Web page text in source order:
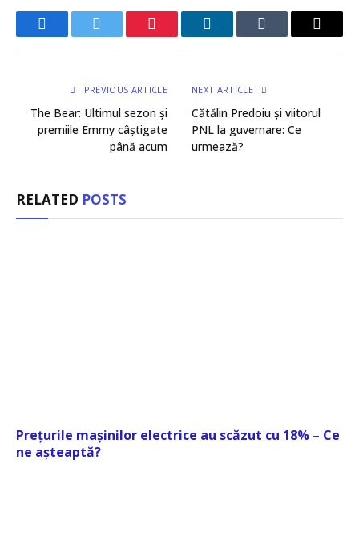
FacebookTwitter Pinterest LinkedInTumblr Email
PREVIOUS ARTICLE
The Bear: Ultimul sezon și
premiile Emmy câștigate
până acum
NEXT ARTICLE
Cătălin Predoiu și viitorul
PNL la guvernare: Ce
urmează?
RELATED POSTS
Prețurile mașinilor electrice au scăzut cu 18% – Ce
ne așteaptă?